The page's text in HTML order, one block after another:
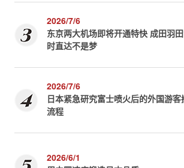
2026/7/6
东京两大机场即将开通特快 成田羽
时直达不是梦
2026/7/6
日本紧急研究富士喷火后的外国游客
流程
2026/6/1